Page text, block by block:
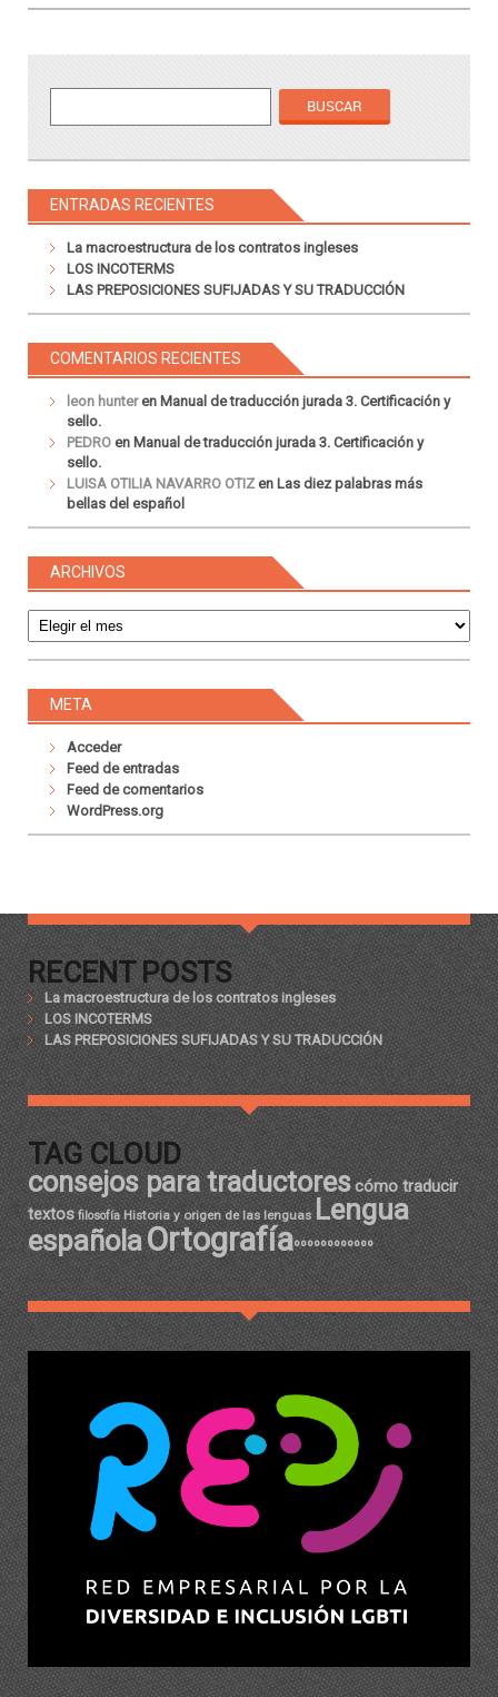
ENTRADAS RECIENTES
La macroestructura de los contratos ingleses
LOS INCOTERMS
LAS PREPOSICIONES SUFIJADAS Y SU TRADUCCIÓN
COMENTARIOS RECIENTES
leon hunteren Manual de traducción jurada 3. Certificación y
sello.
PEDRO en Manual de traducción jurada 3. Certificación y
sello.
LUISA OTILIA NAVARRO OTIZ en Las diez palabras más
bellas del español
ARCHIVOS
META
Acceder
Feed de entradas
Feed de comentarios
WordPress.org
RECENT POSTS
La macroestructura de los contratos ingleses
LOS INCOTERMS
LAS PREPOSICIONES SUFIJADAS Y SU TRADUCCIÓN
TAG CLOUD
consejos para traductorescómo traducir
textos filosofía Historia y origen de las lenguas Lengua
españolaOrtografíaºººººººººººº